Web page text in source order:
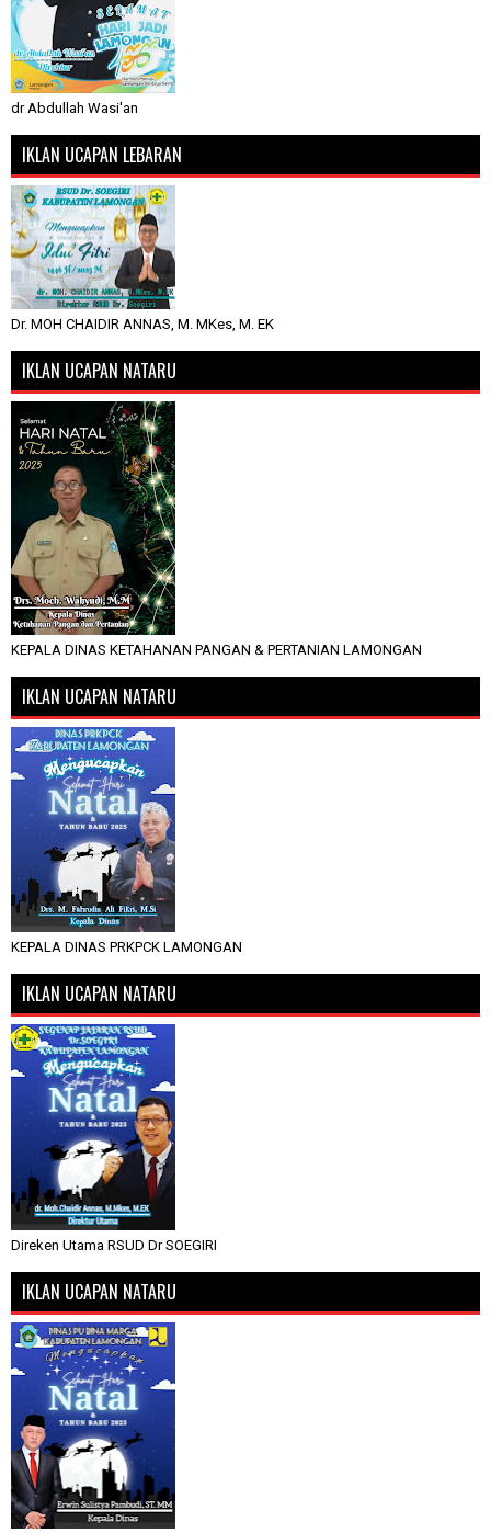
dr Abdullah Wasi'an
IKLAN UCAPAN LEBARAN
Dr. MOH CHAIDIR ANNAS, M. MKes, M. EK
IKLAN UCAPAN NATARU
KEPALA DINAS KETAHANAN PANGAN & PERTANIAN LAMONGAN
IKLAN UCAPAN NATARU
KEPALA DINAS PRKPCK LAMONGAN
IKLAN UCAPAN NATARU
Direken Utama RSUD Dr SOEGIRI
IKLAN UCAPAN NATARU